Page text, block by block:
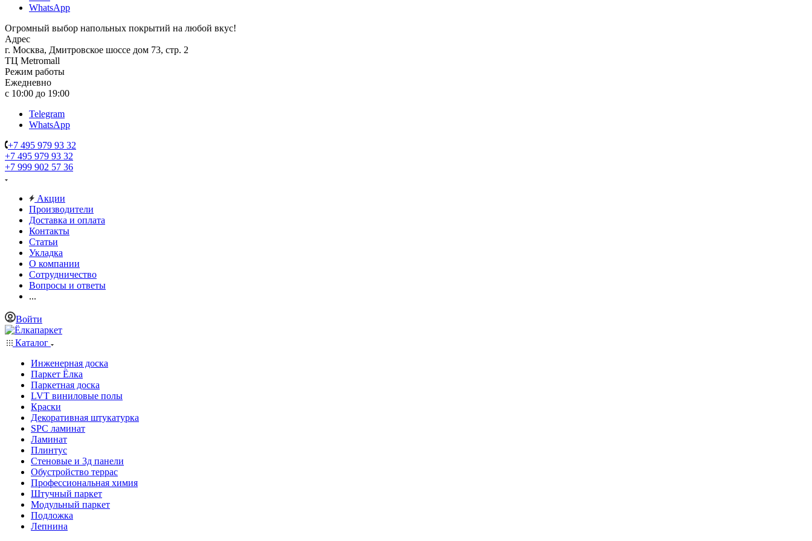
WhatsApp
Огромный выбор напольных покрытий на любой вкус!
Адрес
г. Москва, Дмитровское шоссе дом 73, стр. 2
ТЦ Metromall
Режим работы
Ежедневно
с 10:00 до 19:00
Telegram
WhatsApp
+7 495 979 93 32
+7 495 979 93 32
+7 999 902 57 36
Акции
Производители
Доставка и оплата
Контакты
Статьи
Укладка
О компании
Сотрудничество
Вопросы и ответы
...
Войти
Каталог
Инженерная доска
Паркет Ёлка
Паркетная доска
LVT виниловые полы
Краски
Декоративная штукатурка
SPC ламинат
Ламинат
Плинтус
Стеновые и 3д панели
Обустройство террас
Профессиональная химия
Штучный паркет
Модульный паркет
Подложка
Лепнина